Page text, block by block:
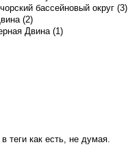
бассейновый округ (3)
(2)
Двина (1)
теги как есть, не думая.